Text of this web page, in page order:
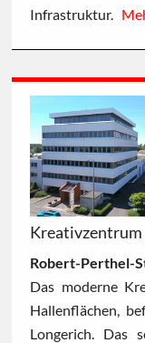
Infrastruktur.
Robert-Perthel-
Das moderne
Hallenflächen,
Longerich. Das